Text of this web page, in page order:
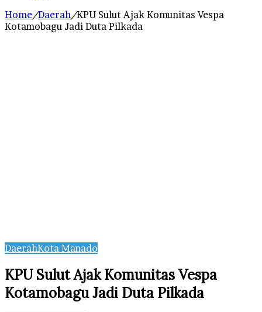
Home/Daerah/KPU Sulut Ajak Komunitas Vespa
Kotamobagu Jadi Duta Pilkada
DaerahKota Manado
KPU Sulut Ajak Komunitas Vespa
Kotamobagu Jadi Duta Pilkada